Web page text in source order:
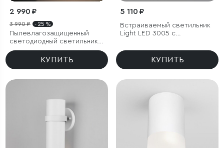
2 990 ₽
3 990 ₽ - 25 %
Пылевлагозащищенный
светодиодный светильник с
регулируемым углом
рассеивания Winner белый
КУПИТЬ
5 110 ₽
Встраиваемый светильник
Light LED 3005 с
КУПИТЬ